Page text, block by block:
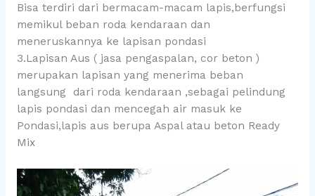
Bisa terdiri dari bermacam-macam lapis,berfungsi
memikul beban roda kendaraan dan
meneruskannya ke lapisan pondasi
3.Lapisan Aus ( jasa pengaspalan, cor beton )
merupakan lapisan yang menerima beban
langsung dari roda kendaraan ,sebagai pelindung
lapis pondasi dan mencegah air masuk ke
Pondasi,lapis aus berupa Aspal atau beton Ready
Mix